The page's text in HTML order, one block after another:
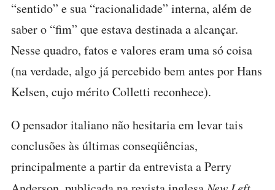
“sentido” e sua “racionalidade” interna, além de
saber o “fim” que estava destinada a alcançar.
Nesse quadro, fatos e valores eram uma só coisa
(na verdade, algo já percebido bem antes por Hans
Kelsen, cujo mérito Colletti reconhece).
O pensador italiano não hesitaria em levar tais
conclusões às últimas conseqüências,
principalmente a partir da entrevista a Perry